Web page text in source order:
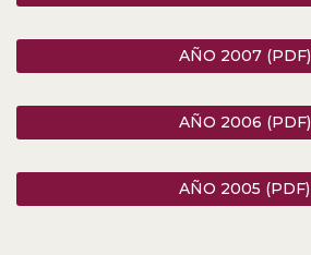
AÑO 2007 (PDF)
AÑO 2006 (PDF)
AÑO 2005 (PDF)